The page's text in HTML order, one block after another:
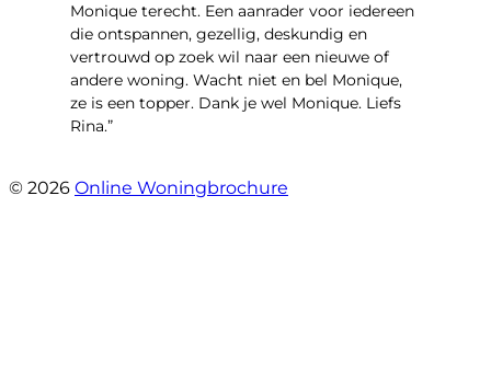
Monique terecht. Een aanrader voor iedereen
die ontspannen, gezellig, deskundig en
vertrouwd op zoek wil naar een nieuwe of
andere woning. Wacht niet en bel Monique,
ze is een topper. Dank je wel Monique. Liefs
Rina.”
© 2026 Online Woningbrochure